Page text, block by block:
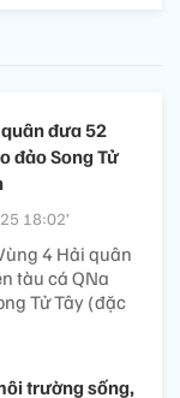
đưa 52
đảo Song Tử
18:02’
4 Hải quân
tàu cá QNa
Tử Tây (đặc
trường sống,